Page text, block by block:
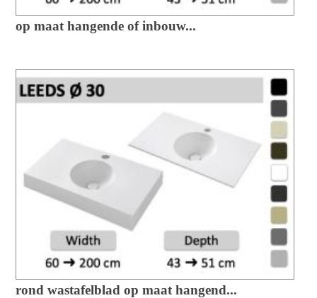
op maat hangende of inbouw...
rond wastafelblad op maat hangend...